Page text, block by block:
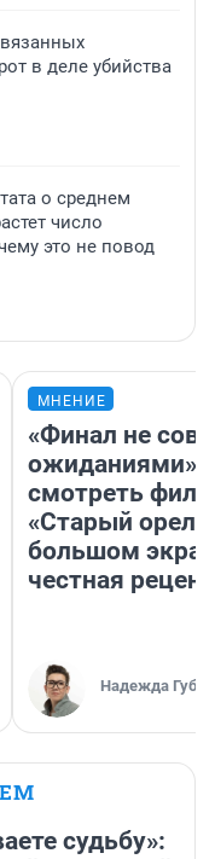
в деле убийства
о среднем
число
это не повод
МНЕНИЕ
«Финал не
ожиданиями»:
смотреть
«Старый орел»
большом
честная
Надежда
судьбу»: